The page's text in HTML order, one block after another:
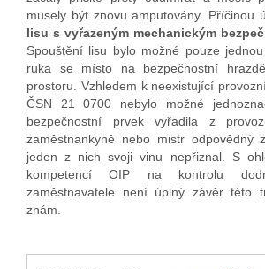
musely být znovu amputovány. Příčinou
lisu s vyřazeným mechanickým
Spouštění lisu bylo možné pouze
ruka se místo na bezpečnostní
prostoru. Vzhledem k neexistující
ČSN 21 0700 nebylo možné
bezpečnostní prvek vyřadila z
zaměstnankyně nebo mistr odpovědný
jeden z nich svoji vinu nepřiznal. S
kompetencí OIP na kontrolu
zaměstnavatele není úplný závěr této
znám.